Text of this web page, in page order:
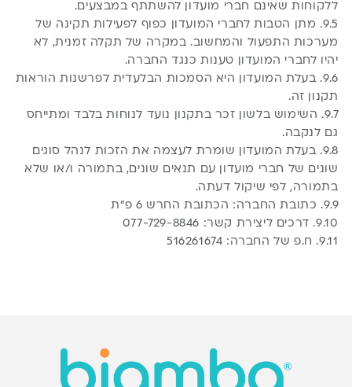
ללקוחות שאינם חברי מועדון להשתתף במבצעים.
9.5. מתן הטבות לחברי המועדון כפוף לפעילות תקינה של
מערכות התפעול והמחשוב. במקרה של תקלה זמנית, לא
יהיו לחברי המועדון טענות כנגד החברה.
9.6. בעלת המועדון היא הסמכות הבלעדית לפרשנות הוראות
תקנון זה.
9.7. השימוש בלשון זכר בתקנון נועד לנוחות בלבד ומתייחס
גם לנקבה.
9.8. בעלת המועדון שומרת לעצמה את הזכות לנהל סוגים
שונים של חברי מועדון עם תנאים שונים, בתמורה ו/או שלא
בתמורה, לפי שיקול דעתה.
9.9. כתובת החברה: הכתובת החרש 6 פ״ת
9.10. דרכים ליצירת קשר: 077-729-8846
9.11. ח.פ של החברה: 516261674